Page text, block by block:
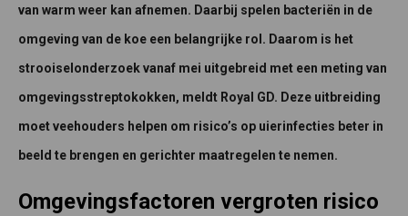
van warm weer kan afnemen. Daarbij spelen bacteriën in de
omgeving van de koe een belangrijke rol. Daarom is het
strooiselonderzoek vanaf mei uitgebreid met een meting van
omgevingsstreptokokken, meldt Royal GD. Deze uitbreiding
moet veehouders helpen om risico’s op uierinfecties beter in
beeld te brengen en gerichter maatregelen te nemen.
Omgevingsfactoren vergroten risico